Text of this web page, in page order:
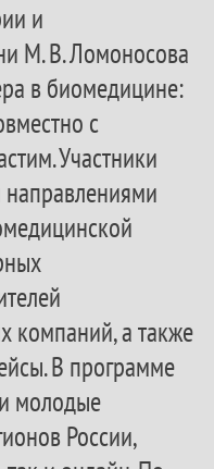
и
М. В. Ломоносова
в биомедицине:
с
Участники
компаний, а также
В программе
молодые
России,